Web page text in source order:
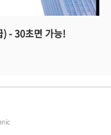
) - 30초면 가능!